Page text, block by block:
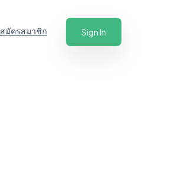
สมัครสมาชิก Sign In